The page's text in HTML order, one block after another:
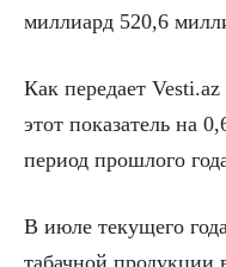
миллиард 520,6
Как передает
этот показатель на
период прошлого
В июле текущего